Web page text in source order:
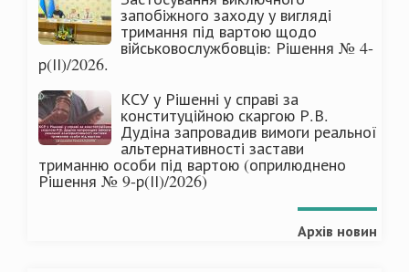
запобіжного заходу у вигляді
тримання під вартою щодо
військовослужбовців: Рішення № 4-
р(ІІ)/2026.
КСУ у Рішенні у справі за
конституційною скаргою Р.В.
Дудіна запровадив вимоги реальної
альтернативності застави
триманню особи під вартою (оприлюднено
Рішення № 9-р(ІІ)/2026)
Архів новин